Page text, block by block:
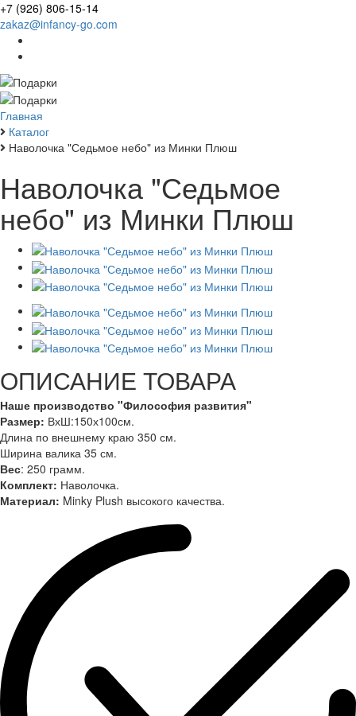
+7 (926) 806-15-14
zakaz@infancy-go.com
Главная
Каталог
Наволочка "Седьмое небо" из Минки Плюш
Наволочка "Седьмое
небо" из Минки Плюш
ОПИСАНИЕ ТОВАРА
Наше производство "Философия развития"
Размер: ВхШ:150х100см.
Длина по внешнему краю 350 см.
Ширина валика 35 см.
Вес: 250 грамм.
Комплект: Наволочка.
Материал: Minky Plush высокого качества.